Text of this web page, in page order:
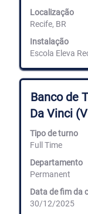
Localização
Recife, BR
Instalação
Escola Eleva
da
informação
emprego.
Título
Banco de
Da Vinci
Tipo de turno
Full Time
Departamento
Permanent
Data de fim da
30/12/2025
Selecione
com
a
de
espaços
ver
os
conteúdos
completos
da